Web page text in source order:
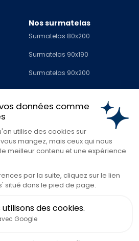
données comme
utilise des cookies sur
mangez, mais ceux qui nous
meilleur contenu et une expérience
par la suite, cliquez sur le lien
situé dans le pied de page.
des cookies.
Google
Nos surmatelas
Surmatelas 80x200
Surmatelas 90x190
Surmatelas 90x200
Surmatelas 120x190
Surmatelas 140x190
Surmatelas 140x200
Surmatelas 160x200
Surmatelas 200x200
Surmatelas 2 personnes